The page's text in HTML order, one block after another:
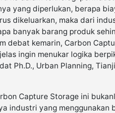
yang diperlukan, berapa
dikeluarkan, maka dari
banyak barang produk
debat kemarin, Carbon
ingin menukar logika
Ph.D., Urban Planning,
Capture Storage ini
industri yang menggunakan